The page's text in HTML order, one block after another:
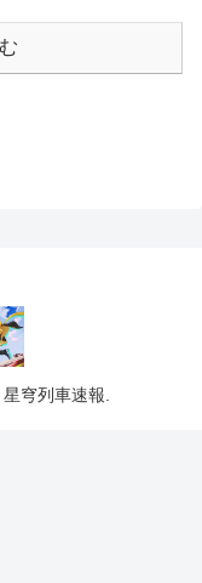
穹列車速報.